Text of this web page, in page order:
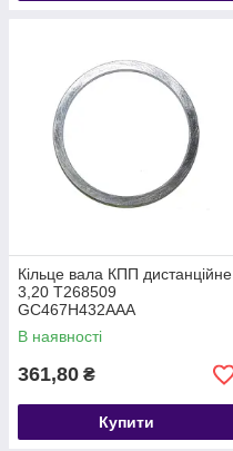
Кільце вала КПП дистанційне
3,20 T268509
GC467H432AAA
В наявності
361,80 ₴
Купити